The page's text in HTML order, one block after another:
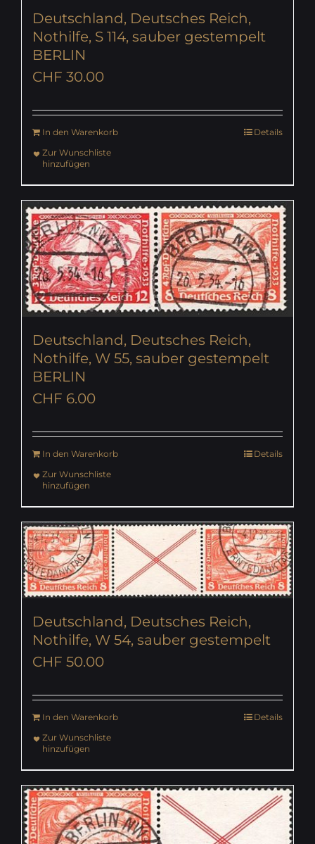
Deutschland, Deutsches Reich,
Nothilfe, S 114, sauber gestempelt
BERLIN
CHF 30.00
In den Warenkorb
Details
Zur Wunschliste
hinzufügen
Deutschland, Deutsches Reich,
Nothilfe, W 55, sauber gestempelt
BERLIN
CHF 6.00
In den Warenkorb
Details
Zur Wunschliste
hinzufügen
Deutschland, Deutsches Reich,
Nothilfe, W 54, sauber gestempelt
CHF 50.00
In den Warenkorb
Details
Zur Wunschliste
hinzufügen